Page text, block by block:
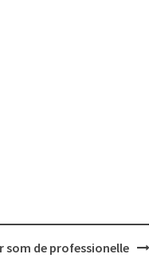
som de professionelle